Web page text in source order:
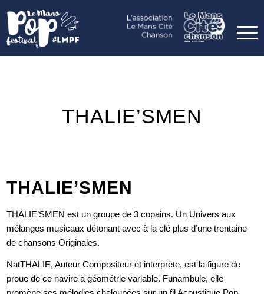
THALIE’SMEN
THALIE’SMEN
THALIE’SMEN est un groupe de 3 copains. Un Univers aux
mélanges musicaux détonant avec à la clé plus d’une trentaine
de chansons Originales.
NatTHALIE, Auteur Compositeur et interprète, est la figure de
proue de ce navire à géométrie variable. Funambule, elle